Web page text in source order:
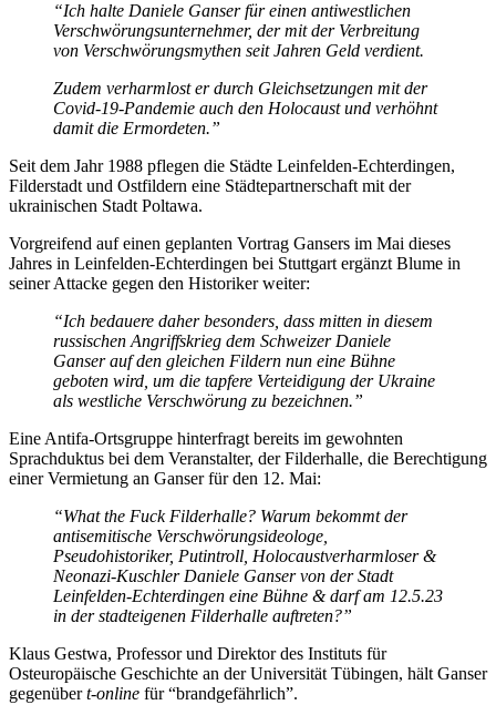
“Ich halte Daniele Ganser für einen antiwestlichen
Verschwörungsunternehmer, der mit der Verbreitung
von Verschwörungsmythen seit Jahren Geld verdient.
Zudem verharmlost er durch Gleichsetzungen mit der
Covid-19-Pandemie auch den Holocaust und verhöhnt
damit die Ermordeten.”
Seit dem Jahr 1988 pflegen die Städte Leinfelden-Echterdingen,
Filderstadt und Ostfildern eine Städtepartnerschaft mit der
ukrainischen Stadt Poltawa.
Vorgreifend auf einen geplanten Vortrag Gansers im Mai dieses
Jahres in Leinfelden-Echterdingen bei Stuttgart ergänzt Blume in
seiner Attacke gegen den Historiker weiter:
“Ich bedauere daher besonders, dass mitten in diesem
russischen Angriffskrieg dem Schweizer Daniele
Ganser auf den gleichen Fildern nun eine Bühne
geboten wird, um die tapfere Verteidigung der Ukraine
als westliche Verschwörung zu bezeichnen.”
Eine Antifa-Ortsgruppe hinterfragt bereits im gewohnten
Sprachduktus bei dem Veranstalter, der Filderhalle, die Berechtigung
einer Vermietung an Ganser für den 12. Mai:
“What the Fuck Filderhalle? Warum bekommt der
antisemitische Verschwörungsideologe,
Pseudohistoriker, Putintroll, Holocaustverharmloser &
Neonazi-Kuschler Daniele Ganser von der Stadt
Leinfelden-Echterdingen eine Bühne & darf am 12.5.23
in der stadteigenen Filderhalle auftreten?”
Klaus Gestwa, Professor und Direktor des Instituts für
Osteuropäische Geschichte an der Universität Tübingen, hält Ganser
gegenübert-online für “brandgefährlich”.